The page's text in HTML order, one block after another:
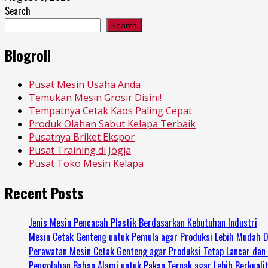
Search
Search
Blogroll
Pusat Mesin Usaha Anda
Temukan Mesin Grosir Disini!
Tempatnya Cetak Kaos Paling Cepat
Produk Olahan Sabut Kelapa Terbaik
Pusatnya Briket Ekspor
Pusat Training di Jogja
Pusat Toko Mesin Kelapa
Recent Posts
Jenis Mesin Pencacah Plastik Berdasarkan Kebutuhan Industri
Mesin Cetak Genteng untuk Pemula agar Produksi Lebih Mudah
Perawatan Mesin Cetak Genteng agar Produksi Tetap Lancar dan